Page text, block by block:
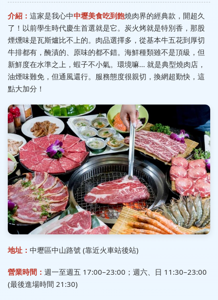
介紹： 這家是我心中中壢美食吃到飽燒肉界的經典款，開超久
了！以前學生時代慶生首選就是它。炭火烤就是特別香，那股
煙燻味是瓦斯爐比不上的。肉品選擇多，從基本牛五花到厚切
牛排都有，醃漬的、原味的都不錯。海鮮種類雖不是頂級，但
新鮮度在水準之上，蝦子不小氣。環境嘛... 就是典型燒肉店，
油煙味難免，但通風還行。服務態度很親切，換網超勤快，這
點大加分！
地址： 中壢區中山路號 (靠近火車站後站)
營業時間： 週一至週五 17:00–23:00；週六、日 11:30–23:00
(最後進場時間 21:30)